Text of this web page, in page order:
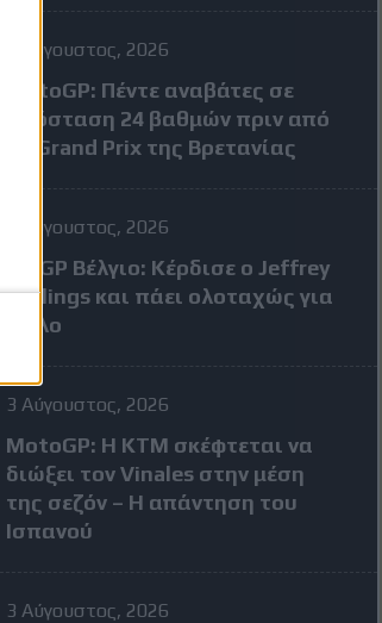
4 Αύγουστος, 2026
MotoGP: Πέντε αναβάτες σε
απόσταση 24 βαθμών πριν από
το Grand Prix της Βρετανίας
3 Αύγουστος, 2026
MXGP Βέλγιο: Κέρδισε ο Jeffrey
Herlings και πάει ολοταχώς για
τίτλο
3 Αύγουστος, 2026
MotoGP: Η KTM σκέφτεται να
διώξει τον Vinales στην μέση
της σεζόν – Η απάντηση του
Ισπανού
3 Αύγουστος, 2026